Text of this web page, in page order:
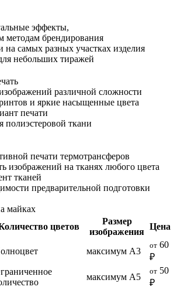
эффекты,
методам брендирования
на самых разных участках изделия
небольших тиражей
различной сложности
и яркие насыщенные цвета
печати
полиэстеровой ткани
печати термотрансферов
изображений на тканях любого цвета
тканей
предварительной подготовки
майках
цветов
Размер
изображения
Цена
максимум А3
от 60
₽
максимум А5
от 50
₽